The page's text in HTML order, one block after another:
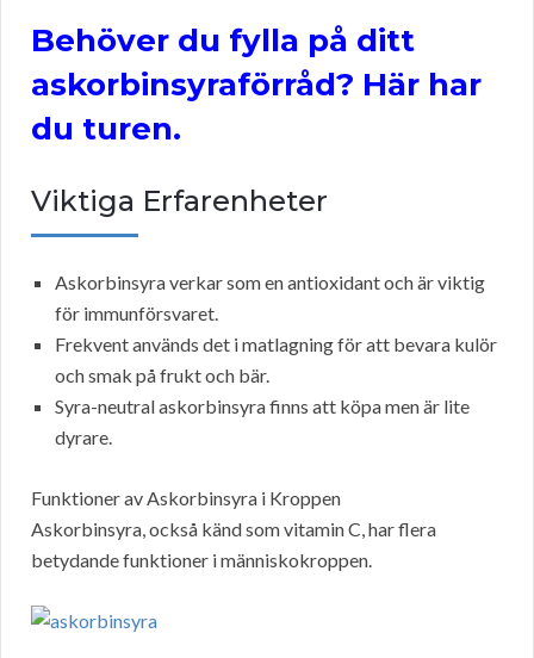
Behöver du fylla på ditt
askorbinsyraförråd? Här har
du turen.
Viktiga Erfarenheter
Askorbinsyra verkar som en antioxidant och är viktig
för immunförsvaret.
Frekvent används det i matlagning för att bevara kulör
och smak på frukt och bär.
Syra-neutral askorbinsyra finns att köpa men är lite
dyrare.
Funktioner av Askorbinsyra i Kroppen
Askorbinsyra, också känd som vitamin C, har flera
betydande funktioner i människokroppen.